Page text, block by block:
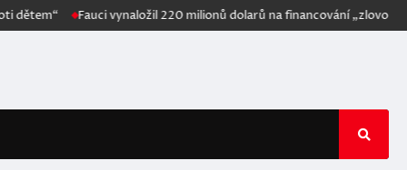
Fauci vynaložil 220 milionů dolarů na financování „zlovolné“